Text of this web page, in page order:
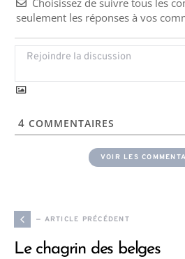
Choisissez de suivre tous les
seulement les réponses à vos
4 COMMENTAIRES
VOIR LES
— ARTICLE PRÉCÉDENT
Le chagrin des belges